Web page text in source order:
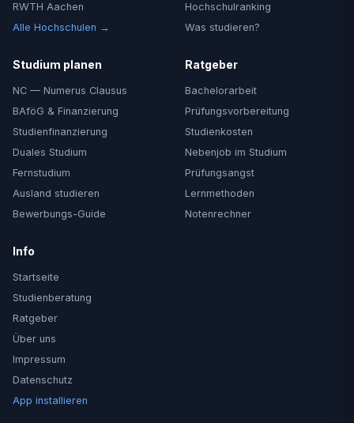
RWTH Aachen
Alle Hochschulen →
Hochschulranking
Was studieren?
Studium planen
NC — Numerus Clausus
BAföG & Finanzierung
Studienfinanzierung
Duales Studium
Fernstudium
Ausland studieren
Bewerbungs-Guide
Ratgeber
Bachelorarbeit
Prüfungsvorbereitung
Studienkosten
Nebenjob im Studium
Prüfungsangst
Lernmethoden
Notenrechner
Info
Startseite
Studienberatung
Ratgeber
Über uns
Impressum
Datenschutz
App installieren